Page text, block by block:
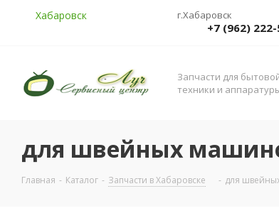
Хабаровск г.Хабаровск
+7 (962)
Запчасти для
техники и
для швейных
Главная - Каталог - Запчасти в Хабаровске - для